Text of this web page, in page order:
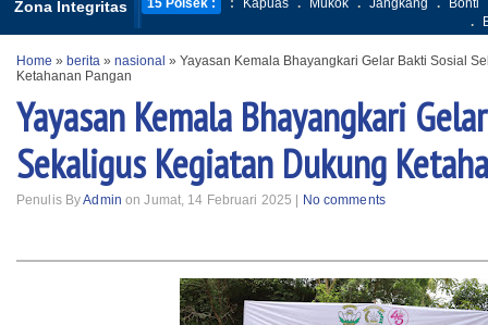
Zona Integritas 15 Polsek : : Kapuas . Mukok . Jangkang .
Bonti
.
Home » berita » nasional » Yayasan Kemala Bhayangkari Gelar Bakti Sosial
Ketahanan Pangan
Yayasan Kemala Bhayangkari
Sekaligus Kegiatan Dukung
Penulis ByAdmin on Jumat, 14 Februari 2025 | No comments